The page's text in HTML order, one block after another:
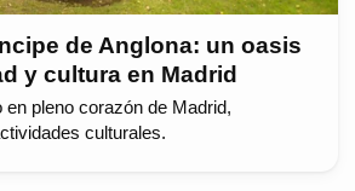
de Anglona: un oasis
y cultura en Madrid
en pleno corazón de Madrid,
culturales.